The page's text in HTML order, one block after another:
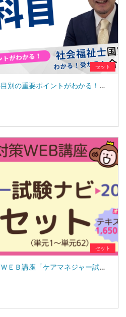
セット
🎥受験対策ＷＥＢ講座 科目別の重要ポイントがわかる！社会福祉士合格講座２０２７（共通科目セット）
セット
🎥ケアマネジャー受験対策ＷＥＢ講座「ケアマネジャー試験ナビ２０２６」全セット